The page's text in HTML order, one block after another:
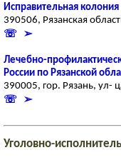
Исправительная
390506, Рязанская
☏ ➢
Лечебно-
России по Рязанской
390005, гор. Рязань,
☏ ➢
Уголовно-